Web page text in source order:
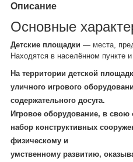
Описание
Основные
Детские площадки — места,
Находятся в населённом пункте
На территории детской
уличного игрового
содержательного досуга.
Игровое оборудование, в свою
набор конструктивных
физическому и
умственному развитию,